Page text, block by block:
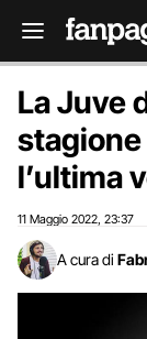
La Juve
l’ultima
11 Maggio 2022 23:37
A cura di